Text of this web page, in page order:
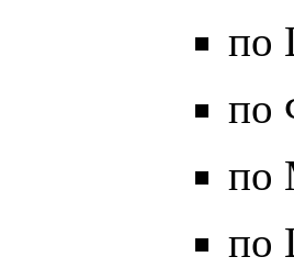
по
по
по
по